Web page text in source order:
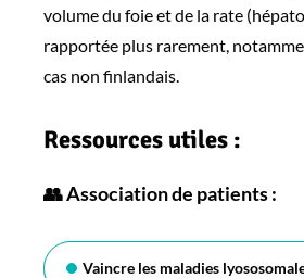
volume du foie et de la rate
rapportée plus rarement,
cas non finlandais.
Ressources utiles :
👥 Association de patients :
Vaincre les maladies